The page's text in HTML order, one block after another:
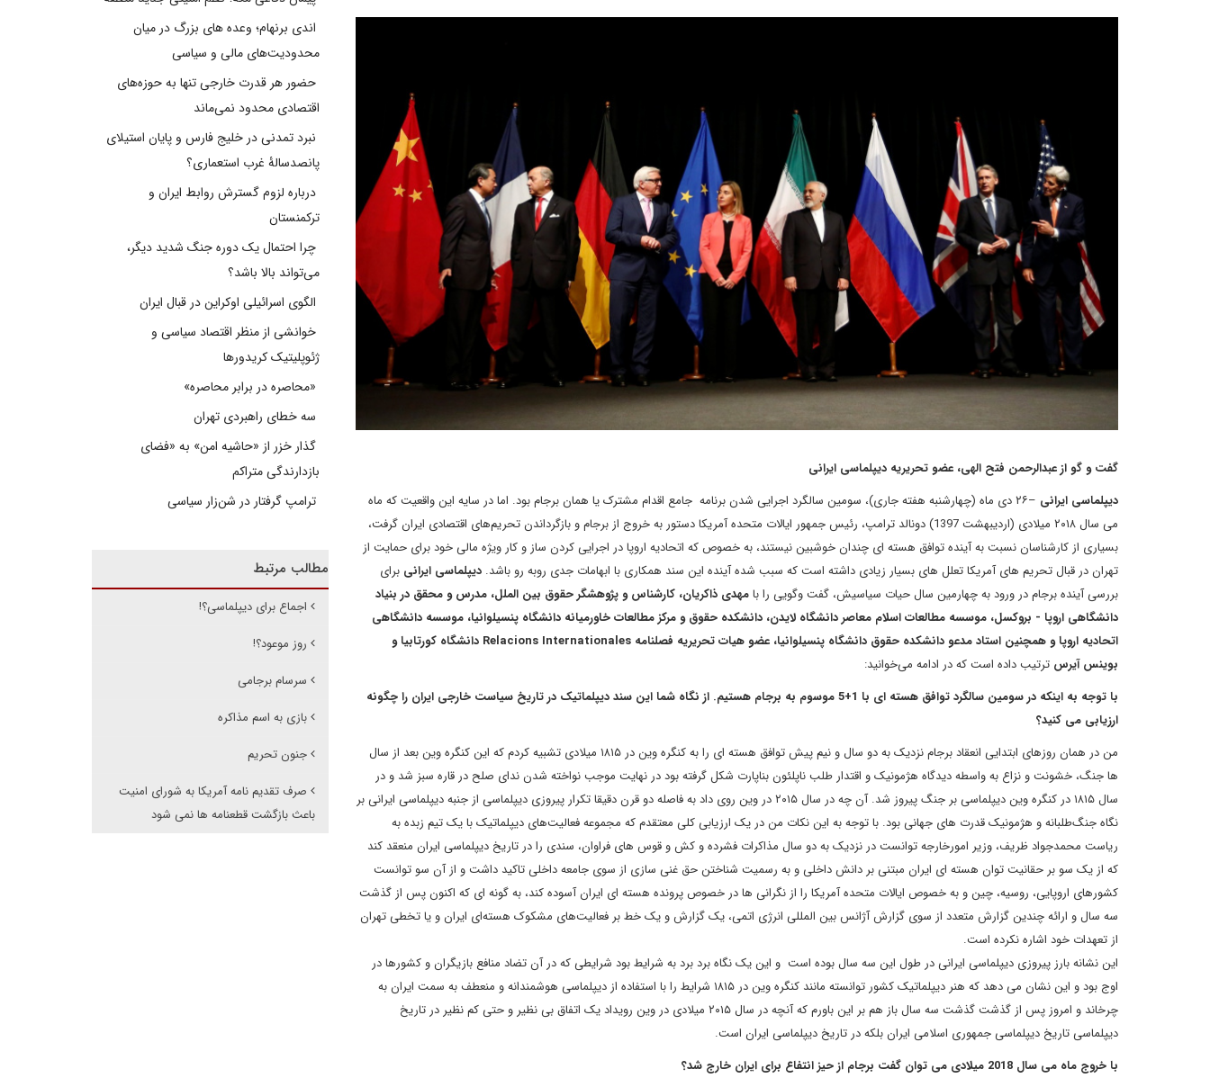
گفت و گو از عبدالرحمن فتح الهی، عضو تحریریه دیپلماسی ایرانی
دیپلماسی ایرانی
–۲۶ دی ماه (چهارشنبه هفته جاری)، سومین سالگرد اجرایی شدن برنامه جامع اقدام مشترک یا همان برجام بود. اما در سایه این واقعیت که ماه
می سال ۲۰۱۸ میلادی (اردیبهشت 1397) دونالد ترامپ، رئیس جمهور ایالات متحده آمریکا دستور به خروج از برجام و بازگرداندن تحریم‌های اقتصادی ایران گرفت،
بسیاری از کارشناسان نسبت به آینده توافق هسته ای چندان خوشبین نیستند، به خصوص که اتحادیه اروپا در اجرایی کردن ساز و کار ویژه مالی خود برای حمایت از
تهران در قبال تحریم های آمریکا تعلل های بسیار زیادی داشته است که سبب شده آینده این سند همکاری با ابهامات جدی روبه رو باشد. دیپلماسی ایرانی برای
بررسی آینده برجام در ورود به چهارمین سال حیات سیاسیش، گفت وگویی را بامهدی ذاکریان، کارشناس و پژوهشگر حقوق بین الملل، مدرس و محقق در بنیاد
دانشگاهی اروپا - بروکسل، موسسه مطالعات اسلام معاصر دانشگاه لایدن، دانشکده حقوق و مرکز مطالعات خاورمیانه دانشگاه پنسیلوانیا، موسسه دانشگاهی
اتحادیه اروپا و همچنین استاد مدعو دانشکده حقوق دانشگاه پنسیلوانیا، عضو هیات تحریریه فصلنامه Relacions Internationales دانشگاه کورتابیا و
بوینس آیرس ترتیب داده است که در ادامه می‌خوانید:
با توجه به اینکه در سومین سالگرد توافق هسته ای با 1+5 موسوم به برجام هستیم. از نگاه شما این سند دیپلماتیک در تاریخ سیاست خارجی ایران را چگونه
ارزیابی می کنید؟
من در همان روزهای ابتدایی انعقاد برجام نزدیک به دو سال و نیم پیش توافق هسته ای را به کنگره وین در ۱۸۱۵ میلادی تشبیه کردم که این کنگره وین بعد از سال
ها جنگ، خشونت و نزاع به واسطه دیدگاه هژمونیک و اقتدار طلب ناپلئون بناپارت شکل گرفته بود در نهایت موجب نواخته شدن ندای صلح در قاره سبز شد و در
سال ۱۸۱۵ در کنگره وین دیپلماسی بر جنگ پیروز شد. آن چه در سال ۲۰۱۵ در وین روی داد به فاصله دو قرن دقیقا تکرار پیروزی دیپلماسی از جنبه دیپلماسی ایرانی بر
نگاه جنگ‌طلبانه و هژمونیک قدرت های جهانی بود. با توجه به این نکات من در یک ارزیابی کلی معتقدم که مجموعه فعالیت‌های دیپلماتیک با یک تیم زبده به
ریاست محمدجواد ظریف، وزیر امورخارجه توانست در نزدیک به دو سال مذاکرات فشرده و کش و قوس های فراوان، سندی را در تاریخ دیپلماسی ایران منعقد کند
که از یک سو بر حقانیت توان هسته ای ایران مبتنی بر دانش داخلی و به رسمیت شناختن حق غنی سازی از سوی جامعه داخلی تاکید داشت و از آن سو توانست
کشورهای اروپایی، روسیه، چین و به خصوص ایالات متحده آمریکا را از نگرانی ها در خصوص پرونده هسته ای ایران آسوده کند، به گونه ای که اکنون پس از گذشت
سه سال و ارائه چندین گزارش متعدد از سوی گزارش آژانس بین المللی انرژی اتمی، یک گزارش و یک خط بر فعالیت‌های مشکوک هسته‌ای ایران و یا تخطی تهران
از تعهدات خود اشاره نکرده است.
این نشانه بارز پیروزی دیپلماسی ایرانی در طول این سه سال بوده است و این یک نگاه برد برد به شرایط بود شرایطی که در آن تضاد منافع بازیگران و کشورها در
اوج بود و این نشان می دهد که هنر دیپلماتیک کشور توانسته مانند کنگره وین در ۱۸۱۵ شرایط را با استفاده از دیپلماسی هوشمندانه و منعطف به سمت ایران به
چرخاند و امروز پس از گذشت گذشت سه سال باز هم بر این باورم که آنچه در سال ۲۰۱۵ میلادی در وین رویداد یک اتفاق بی نظیر و حتی کم نظیر در تاریخ
دیپلماسی تاریخ دیپلماسی جمهوری اسلامی ایران بلکه در تاریخ دیپلماسی ایران است.
با خروج ماه می سال 2018 میلادی می توان گفت برجام از حیز انتفاع برای ایران خارج شد؟
اندی برنهام؛ وعده های بزرگ در میان
محدودیت‌های مالی و سیاسی
حضور هر قدرت خارجی تنها به حوزه‌های
اقتصادی محدود نمی‌ماند
نبرد تمدنی در خلیج فارس و پایان استیلای
پانصدسالۀ غرب استعماری؟
درباره لزوم گسترش روابط ایران و
ترکمنستان
چرا احتمال یک دوره جنگ شدید دیگر،
می‌تواند بالا باشد؟
الگوی اسرائیلی اوکراین در قبال ایران
خوانشی از منظر اقتصاد سیاسی و
ژئوپلیتیک کریدورها
«محاصره در برابر محاصره»
سه خطای راهبردی تهران
گذار خزر از «حاشیه امن» به «فضای
بازدارندگی متراکم
ترامپ گرفتار در شن‌زار سیاسی
مطالب مرتبط
اجماع برای دیپلماسی؟!
روز موعود؟!
سرسام برجامی
بازی به اسم مذاکره
جنون تحریم
صرف تقدیم نامه آمریکا به شورای امنیت
باعث بازگشت قطعنامه ها نمی شود